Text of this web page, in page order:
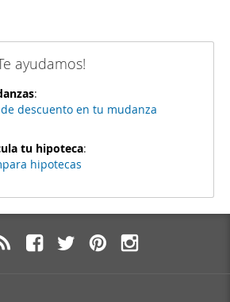
ayudamos!
:
descuento en tu mudanza
tu hipoteca:
hipotecas